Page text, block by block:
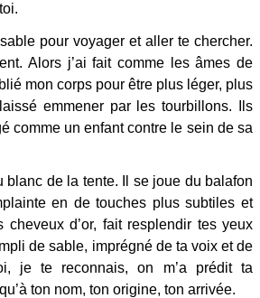
pour voyager et aller te chercher.
Alors j’ai fait comme les âmes de
mon corps pour être plus léger, plus
emmener par les tourbillons. Ils
comme un enfant contre le sein de sa
blanc de la tente. Il se joue du balafon
en de touches plus subtiles et
cheveux d’or, fait resplendir tes yeux
de sable, imprégné de ta voix et de
je te reconnais, on m’a prédit ta
ton nom, ton origine, ton arrivée.